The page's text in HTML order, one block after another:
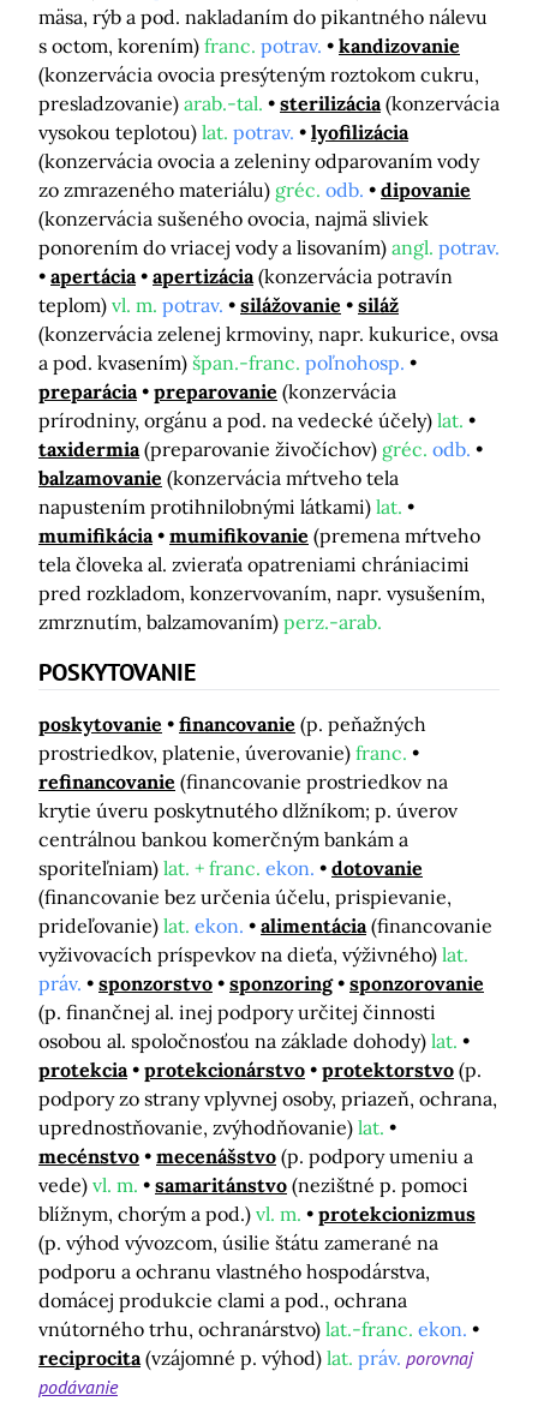
mäsa, rýb a pod. nakladaním do pikantného nálevu
s octom, korením) franc. potrav.
kandizovanie
(konzervácia ovocia presýteným roztokom cukru,
presladzovanie) arab.-tal. sterilizácia (konzervácia
vysokou teplotou) lat. potrav.
lyofilizácia
(konzervácia ovocia a zeleniny odparovaním vody
zo zmrazeného materiálu) gréc. odb.
dipovanie
(konzervácia sušeného ovocia, najmä sliviek
ponorením do vriacej vody a lisovaním) angl. potrav.
apertácia
apertizácia (konzervácia potravín
teplom) vl. m. potrav. silážovanie
siláž
(konzervácia zelenej krmoviny, napr. kukurice, ovsa
a pod. kvasením) špan.-franc. poľnohosp.
preparácia
preparovanie (konzervácia
prírodniny, orgánu a pod. na vedecké účely) lat.
taxidermia (preparovanie živočíchov) gréc. odb.
balzamovanie (konzervácia mŕtveho tela
napustením protihnilobnými látkami) lat.
mumifikácia
mumifikovanie (premena mŕtveho
tela človeka al. zvieraťa opatreniami chrániacimi
pred rozkladom, konzervovaním, napr. vysušením,
zmrznutím, balzamovaním) perz.-arab.
POSKYTOVANIE
poskytovanie financovanie (p. peňažných
prostriedkov, platenie, úverovanie) franc.
refinancovanie (financovanie prostriedkov na
krytie úveru poskytnutého dlžníkom; p. úverov
centrálnou bankou komerčným bankám a
sporiteľniam) lat. + franc. ekon.
dotovanie
(financovanie bez určenia účelu, prispievanie,
prideľovanie) lat. ekon. alimentácia (financovanie
vyživovacích príspevkov na dieťa, výživného) lat.
práv.
sponzorstvo sponzoring
sponzorovanie
(p. finančnej al. inej podpory určitej činnosti
osobou al. spoločnosťou na základe dohody) lat.
protekcia
protekcionárstvo protektorstvo (p.
podpory zo strany vplyvnej osoby, priazeň, ochrana,
uprednostňovanie, zvýhodňovanie) lat.
mecénstvo
mecenášstvo (p. podpory umeniu a
vede) vl. m. samaritánstvo (nezištné p. pomoci
blížnym, chorým a pod.) vl. m.
protekcionizmus
(p. výhod vývozcom, úsilie štátu zamerané na
podporu a ochranu vlastného hospodárstva,
domácej produkcie clami a pod., ochrana
vnútorného trhu, ochranárstvo) lat.-franc. ekon.
reciprocita (vzájomné p. výhod) lat. práv. porovnaj
podávanie